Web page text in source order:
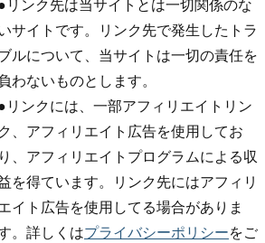
リンク先は当サイトとは一切関係のな
サイトです。リンク先で発生したトラ
ルについて、当サイトは一切の責任を
わないものとします。
リンクには、一部アフィリエイトリン
、アフィリエイト広告を使用してお
、アフィリエイトプログラムによる収
を得ています。リンク先にはアフィリ
イト広告を使用してる場合がありま
。詳しくはプライバシーポリシーをご